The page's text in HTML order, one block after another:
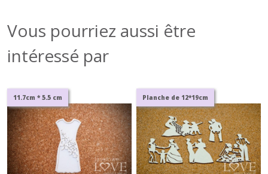
Vous pourriez aussi être
intéressé par
11.7cm * 5.5 cm Planche de 12*19cm